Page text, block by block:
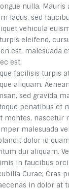
nulla. Mauris
lacus, sed
vehicula
eleifend,
est, malesuada
est.
facilisis turpis
aliquam.
sed gravida
penatibus et
montes, nascetur
malesuada
dolor id
dui aliquam.
in faucibus
Curae; Cras
in dolor at